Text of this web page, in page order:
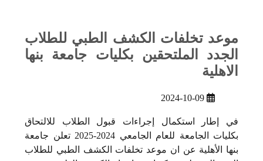
موعد تخلفات الكشف الطبي للطلاب
الجدد الملتحقين بكليات جامعة بنها
الاهلية
2024-10-09
في إطار استكمال إجراءات قبول الطلاب للالتحاق
بكليات الجامعة للعام الجامعي 2024-2025 تعلن جامعة
بنها الأهلية عن ان موعد تخلفات الكشف الطبي للطلاب